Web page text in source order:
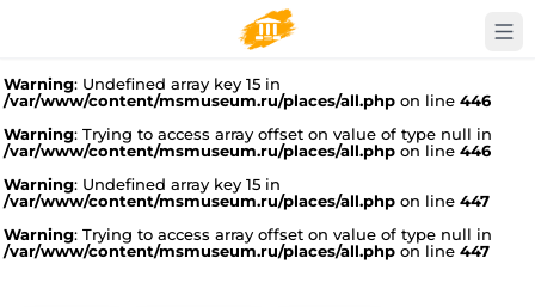
Warning: Undefined array key 15 in
/var/www/content/msmuseum.ru/places/all.php on line 446
Warning: Trying to access array offset on value of type null in
/var/www/content/msmuseum.ru/places/all.php on line 446
Warning: Undefined array key 15 in
/var/www/content/msmuseum.ru/places/all.php on line 447
Warning: Trying to access array offset on value of type null in
/var/www/content/msmuseum.ru/places/all.php on line 447